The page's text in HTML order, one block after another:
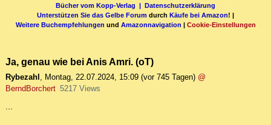
Bücher vom Kopp-Verlag | Datenschutzerklärung
Unterstützen Sie das Gelbe Forum durch Käufe bei Amazon! |
Weitere Buchempfehlungen und Amazonnavigation | Cookie-Einstellungen
Ja, genau wie bei Anis Amri. (oT)
Rybezahl , Montag, 22.07.2024, 15:09 (vor 745 Tagen) @
BerndBorchert 5217 Views
...